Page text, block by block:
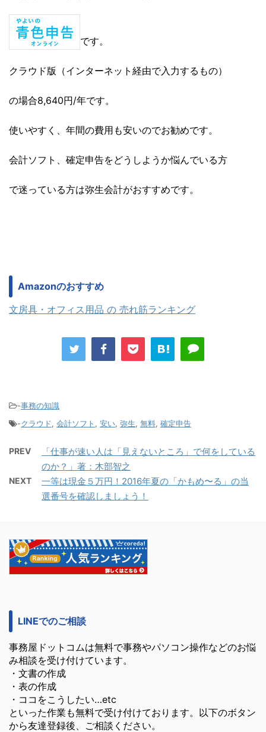
です。
クラウド版（インターネット経由で入力するもの）
の場合8,640円/年です。
使いやすく、年間の費用も安いのでお勧めです。
会計ソフト、確定申告をどうしようか悩んでいる方
で迷っている方は弥生会計がおすすめです。
Amazonのおすすめ
文房具・オフィス用品 の 売れ筋ランキング
-事務の知識
-クラウド, 会計ソフト , 安い, 弥生, 無料, 確定申告
PREV
「仕事が速い人は「見えないところ」で何をしている
のか？」著：木部智之
NEXT
一等は現金５万円！2016年夏の「かもめ〜る」の当
選番号を確認しましょう！
LINEでのご相談
事務屋ドットコムは無料で事務やパソコン操作などのお悩
み相談を受け付けています。
・文書の作成
・表の作成
・ココをこうしたい…etc
といった作業も無料で受け付けております。以下のボタン
から友達登録後、ご相談ください。